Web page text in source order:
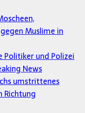
Muslime in
Politiker und Polizei
News
umstrittenes
Richtung